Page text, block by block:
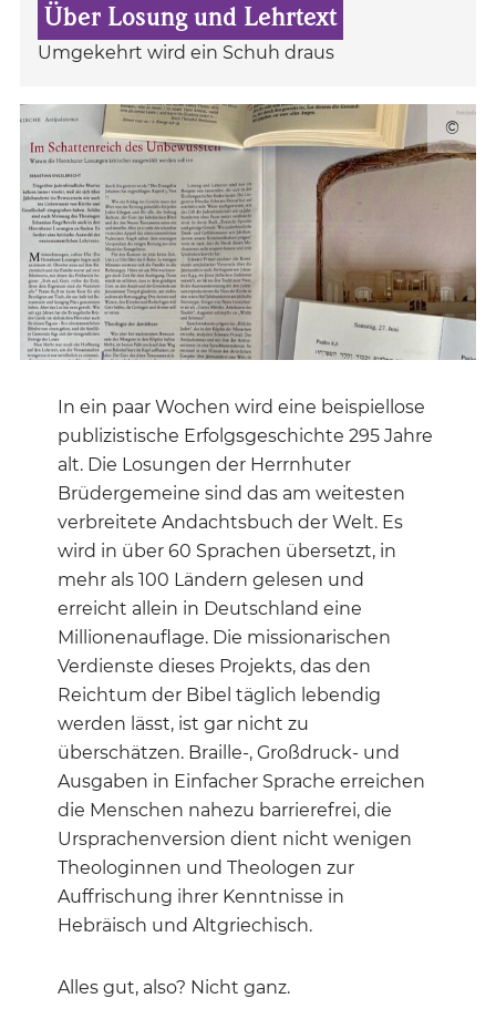
Über Losung und Lehrtext
Umgekehrt wird ein Schuh draus
©
In ein paar Wochen wird eine beispiellose
publizistische Erfolgsgeschichte 295 Jahre
alt. Die Losungen der Herrnhuter
Brüdergemeine sind das am weitesten
verbreitete Andachtsbuch der Welt. Es
wird in über 60 Sprachen übersetzt, in
mehr als 100 Ländern gelesen und
erreicht allein in Deutschland eine
Millionenauflage. Die missionarischen
Verdienste dieses Projekts, das den
Reichtum der Bibel täglich lebendig
werden lässt, ist gar nicht zu
überschätzen. Braille-, Großdruck- und
Ausgaben in Einfacher Sprache erreichen
die Menschen nahezu barrierefrei, die
Ursprachenversion dient nicht wenigen
Theologinnen und Theologen zur
Auffrischung ihrer Kenntnisse in
Hebräisch und Altgriechisch.
Alles gut, also? Nicht ganz.